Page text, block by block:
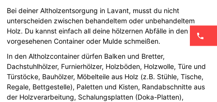
Bei deiner Altholzentsorgung in Lavant, musst du nicht
unterscheiden zwischen behandeltem oder unbehandeltem
Holz. Du kannst einfach all deine hölzernen Abfälle in den dafür
vorgesehenen Container oder Mulde schmeißen.
In den Altholzcontainer dürfen Balken und Bretter,
Dachstuhlhölzer, Furnierhölzer, Holzböden, Holzwolle, Türe und
Türstöcke, Bauhölzer, Möbelteile aus Holz (z.B. Stühle, Tische,
Regale, Bettgestelle), Paletten und Kisten, Randabschnitte aus
der Holzverarbeitung, Schalungsplatten (Doka-Platten),